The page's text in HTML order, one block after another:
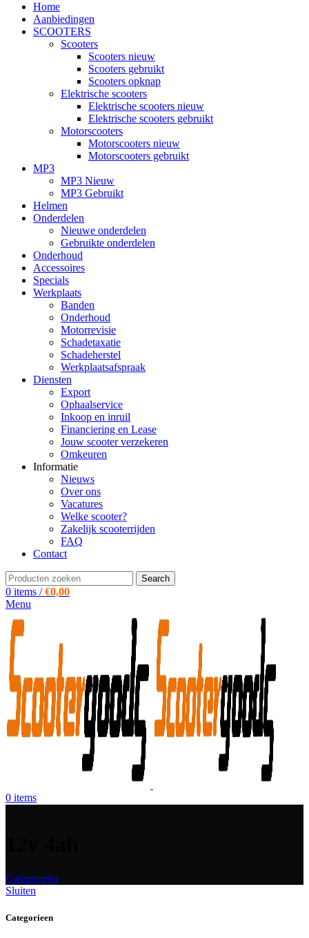
Home
Aanbiedingen
SCOOTERS
Scooters
Scooters nieuw
Scooters gebruikt
Scooters opknap
Elektrische scooters
Elektrische scooters nieuw
Elektrische scooters gebruikt
Motorscooters
Motorscooters nieuw
Motorscooters gebruikt
MP3
MP3 Nieuw
MP3 Gebruikt
Helmen
Onderdelen
Nieuwe onderdelen
Gebruikte onderdelen
Onderhoud
Accessoires
Specials
Werkplaats
Banden
Onderhoud
Motorrevisie
Schadetaxatie
Schadeherstel
Werkplaatsafspraak
Diensten
Export
Ophaalservice
Inkoop en inruil
Financiering en Lease
Jouw scooter verzekeren
Omkeuren
Informatie
Nieuws
Over ons
Vacatures
Welke scooter?
Zakelijk scooterrijden
FAQ
Contact
Search
0 items / €0,00
Menu
0 items
Categorieen
Sluiten
Categorieen